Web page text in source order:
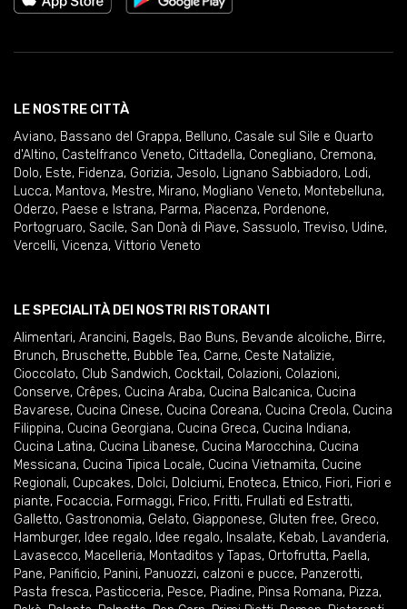
LE NOSTRE CITTÀ
Aviano, Bassano del Grappa, Belluno, Casale sul Sile e Quarto
d'Altino, Castelfranco Veneto, Cittadella, Conegliano, Cremona,
Dolo, Este, Fidenza, Gorizia, Jesolo, Lignano Sabbiadoro, Lodi,
Lucca, Mantova, Mestre, Mirano, Mogliano Veneto, Montebelluna,
Oderzo, Paese e Istrana, Parma, Piacenza, Pordenone,
Portogruaro, Sacile, San Donà di Piave, Sassuolo, Treviso, Udine,
Vercelli, Vicenza, Vittorio Veneto
LE SPECIALITÀ DEI NOSTRI RISTORANTI
Alimentari, Arancini, Bagels, Bao Buns, Bevande alcoliche, Birre,
Brunch, Bruschette, Bubble Tea, Carne, Ceste Natalizie,
Cioccolato, Club Sandwich, Cocktail , Colazioni, Colazioni,
Conserve, Crêpes, Cucina Araba, Cucina Balcanica, Cucina
Bavarese, Cucina Cinese, Cucina Coreana, Cucina Creola, Cucina
Filippina, Cucina Georgiana, Cucina Greca, Cucina Indiana,
Cucina Latina, Cucina Libanese, Cucina Marocchina, Cucina
Messicana, Cucina Tipica Locale, Cucina Vietnamita, Cucine
Regionali, Cupcakes, Dolci, Dolciumi, Enoteca, Etnico, Fiori, Fiori e
piante, Focaccia, Formaggi, Frico, Fritti, Frullati ed Estratti,
Galletto, Gastronomia, Gelato, Giapponese, Gluten free, Greco,
Hamburger, Idee regalo, Idee regalo, Insalate, Kebab, Lavanderia,
Lavasecco, Macelleria, Montaditos y Tapas, Ortofrutta, Paella,
Pane, Panificio, Panini, Panuozzi, calzoni e pucce, Panzerotti,
Pasta fresca, Pasticceria, Pesce, Piadine, Pinsa Romana, Pizza,